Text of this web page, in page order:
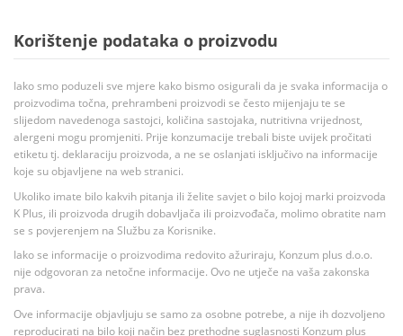
Korištenje podataka o proizvodu
Iako smo poduzeli sve mjere kako bismo osigurali da je svaka informacija o
proizvodima točna, prehrambeni proizvodi se često mijenjaju te se
slijedom navedenoga sastojci, količina sastojaka, nutritivna vrijednost,
alergeni mogu promjeniti. Prije konzumacije trebali biste uvijek pročitati
etiketu tj. deklaraciju proizvoda, a ne se oslanjati isključivo na informacije
koje su objavljene na web stranici.
Ukoliko imate bilo kakvih pitanja ili želite savjet o bilo kojoj marki proizvoda
K Plus, ili proizvoda drugih dobavljača ili proizvođača, molimo obratite nam
se s povjerenjem na Službu za Korisnike.
Iako se informacije o proizvodima redovito ažuriraju, Konzum plus d.o.o.
nije odgovoran za netočne informacije. Ovo ne utječe na vaša zakonska
prava.
Ove informacije objavljuju se samo za osobne potrebe, a nije ih dozvoljeno
reproducirati na bilo koji način bez prethodne suglasnosti Konzum plus